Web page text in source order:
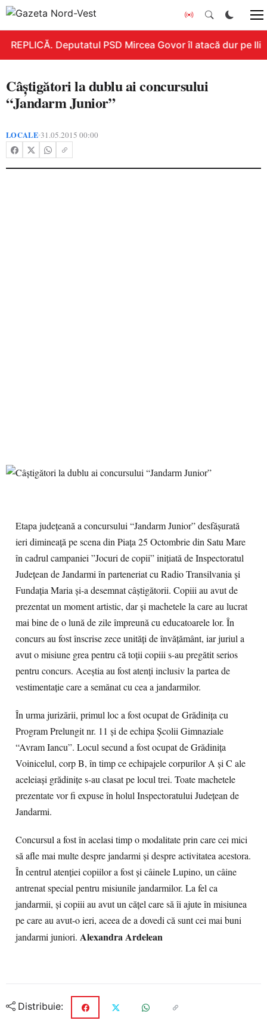
REPLICĂ. Deputatul PSD Mircea Govor îl atacă dur pe
Câştigători la dublu ai concursului
“Jandarm Junior”
LOCALE•31.05.2015 00:00
Etapa județeană a concursului “Jandarm Junior” desfășurată
ieri dimineaţă pe scena din Piaţa 25 Octombrie din Satu Mare
în cadrul campaniei ”Jocuri de copii” inițiată de Inspectoratul
Judeţean de Jandarmi în parteneriat cu Radio Transilvania și
Fundația Maria şi-a desemnat câştigătorii. Copiii au avut de
prezentat un moment artistic, dar și machetele la care au lucrat
mai bine de o lună de zile împreună cu educatoarele lor. În
concurs au fost înscrise zece unităţi de învățământ, iar juriul a
avut o misiune grea pentru că toții copiii s-au pregătit serios
pentru concurs. Aceştia au fost atenți inclusiv la partea de
vestimentaţie care a semănat cu cea a jandarmilor.
În urma jurizării, primul loc a fost ocupat de Grădiniţa cu
Program Prelungit nr. 11 şi de echipa Şcolii Gimnaziale
“Avram Iancu”. Locul secund a fost ocupat de Grădiniţa
Voinicelul, corp B, în timp ce echipajele corpurilor A şi C ale
aceleiaşi grădiniţe s-au clasat pe locul trei. Toate machetele
prezentate vor fi expuse în holul Inspectoratului Județean de
Jandarmi.
Concursul a fost în acelasi timp o modalitate prin care cei mici
să afle mai multe despre jandarmi și despre activitatea acestora.
În centrul atenției copiilor a fost și câinele Lupino, un câine
antrenat special pentru misiunile jandarmilor. La fel ca
jandarmii, și copiii au avut un căţel care să îi ajute în misiunea
pe care au avut-o ieri, aceea de a dovedi că sunt cei mai buni
jandarmi juniori. Alexandra Ardelean
Distribuie: